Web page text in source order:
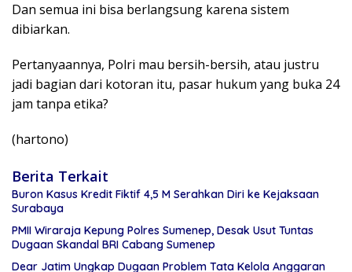
Dan semua ini bisa berlangsung karena sistem
dibiarkan.
Pertanyaannya, Polri mau bersih-bersih, atau justru
jadi bagian dari kotoran itu, pasar hukum yang buka 24
jam tanpa etika?
(hartono)
Berita Terkait
Buron Kasus Kredit Fiktif 4,5 M Serahkan Diri ke Kejaksaan
Surabaya
PMII Wiraraja Kepung Polres Sumenep, Desak Usut Tuntas
Dugaan Skandal BRI Cabang Sumenep
Dear Jatim Ungkap Dugaan Problem Tata Kelola Anggaran